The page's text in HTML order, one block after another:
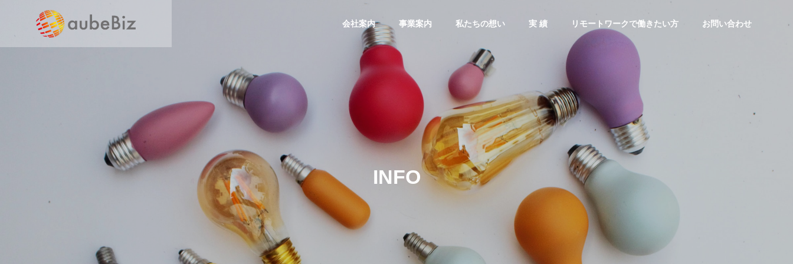
会社案内 事業案内 私たちの想い 実 績 リモートワークで働きたい方 お問い合わせ
SERVICE
バックオフィス代
テレワーク人材育
地方創生
導入支援
INFO